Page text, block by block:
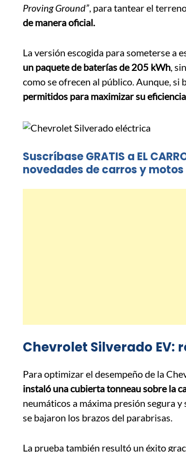
Proving Ground”, para tantear el
de manera oficial.
La versión escogida para someterse a
un paquete de baterías de 205 kWh,
como se ofrecen al público. Aunque,
permitidos para maximizar su
Suscríbase GRATIS a EL
novedades de carros y motos
Chevrolet Silverado EV:
Para optimizar el desempeño de la
instaló una cubierta tonneau sobre la
neumáticos a máxima presión segura y
se bajaron los brazos del parabrisas.
La prueba también resultó un éxito